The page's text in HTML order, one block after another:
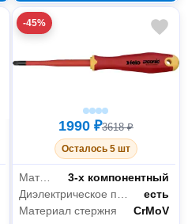
-45%
1990 ₽3618 ₽
Осталось 5 шт
Материал рукояти
3-х компонентный
есть
Материал стержня
CrMoV